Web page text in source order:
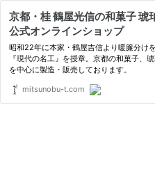
京都・桂 鶴屋光信の和菓子 琥
公式オンラインショップ
昭和22年に本家・鶴屋吉信より暖簾分け
『現代の名工』を授章。京都の和菓子、
を中心に製造・販売しております。
mitsunobu-t.com